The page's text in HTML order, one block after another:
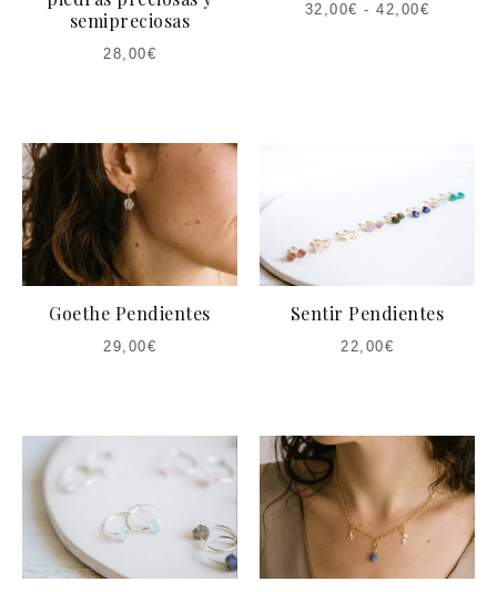
semipreciosas
28,00€
32,00€ -42,00€
Goethe Pendientes
29,00€
Sentir Pendientes
22,00€